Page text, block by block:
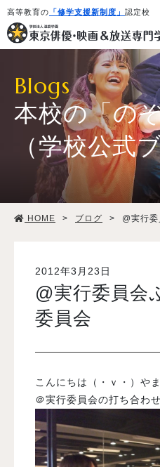
高等教育の 「修学支援新制度」 認定校
学校紹介・教育システム
学生生活
就職・デビュー
入試案内
学校情報
オープンキャンパス
Blogs
本校の「の
（学校公式
HOME > ブログ > @実行
2012年3月23日
@実行委員会
委員会
こんにちは（・ｖ・）や
＠実行委員会の打ち合わ